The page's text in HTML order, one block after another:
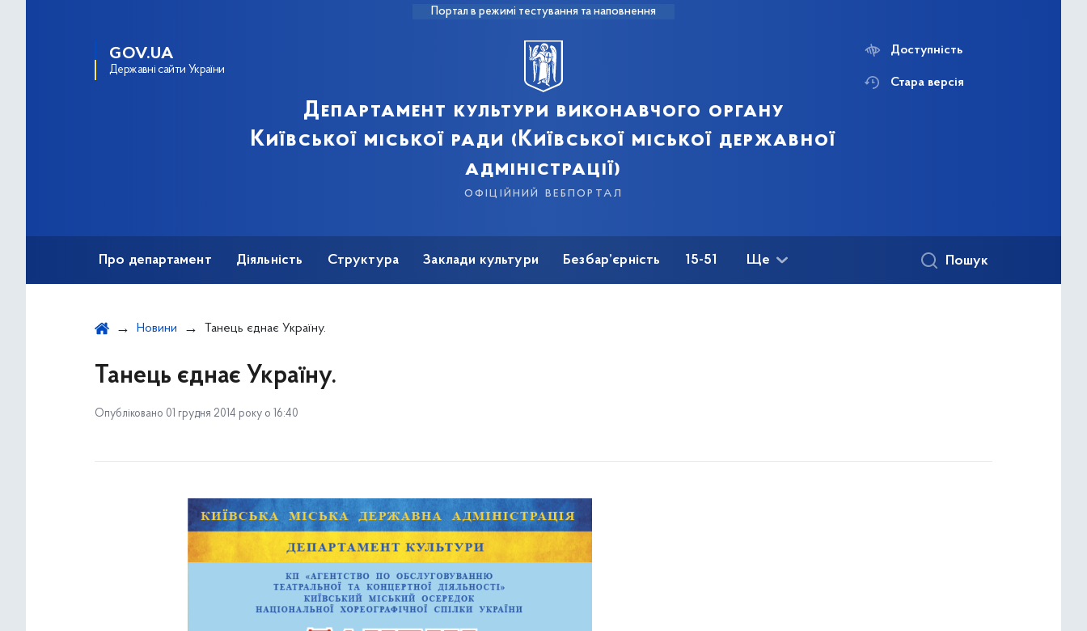
Портал в режимі тестування та наповнення
GOV.UA
Державні сайти України
Департамент культури виконавчого органу
Київської міської ради (Київської міської державної
адміністрації)
офіційний вебпортал
Доступність
Стара версія
Про департамент Діяльність Структура Заклади культури Безбар’єрність 15-51 Ще Пошук
Новини Танець єднає Україну.
Танець єднає Україну.
Опубліковано 01 грудня 2014 року о 16:40